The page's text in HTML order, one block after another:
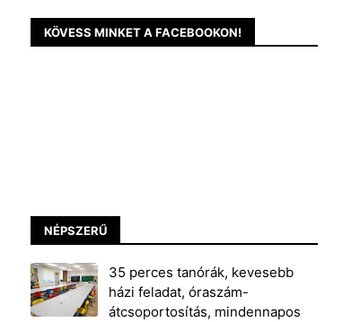
KÖVESS MINKET A FACEBOOKON!
NÉPSZERŰ
35 perces tanórák, kevesebb
házi feladat, óraszám-
átcsoportosítás, mindennapos